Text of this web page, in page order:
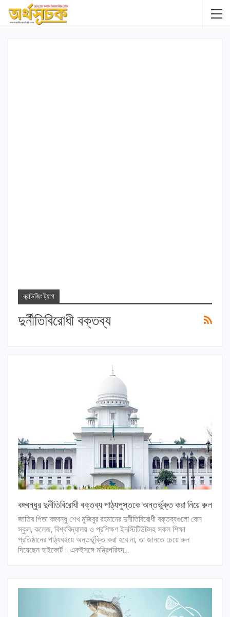
ব্রাউজিং ট্যাগ
দুর্নীতিবিরোধী বক্তব্য
বঙ্গবন্ধুর দুর্নীতিবিরোধী বক্তব্য পাঠ্যপুস্তকে অন্তর্ভুক্ত করা নিয়ে রুল
জাতির পিতা বঙ্গবন্ধু শেখ মুজিবুর রহমানের দুর্নীতিবিরোধী বক্তব্যগুলো কেন
স্কুল, কলেজ, বিশ্ববিদ্যালয় ও প্রশিক্ষণ ইনস্টিটিউটসহ সকল শিক্ষা
প্রতিষ্ঠানের পাঠ্যবইয়ে অন্তর্ভুক্তি করা হবে না; তা জানতে চেয়ে রুল
দিয়েছেন হাইকোর্ট। একইসঙ্গে মন্ত্রিপরিষদ…